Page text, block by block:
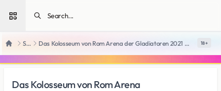
Open sidebar
Home SiteRips Das Kolosseum von Rom Arena der Gladiatoren 2021 GERMAN DOKU 720P WEB H264-LiTTERARUM 18 +
Das Kolosseum von Rom Arena